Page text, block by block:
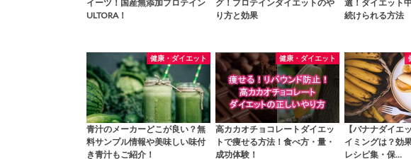
イーツ！国産無添加プロテイン
ULTORA！
グ！プロテインダイエットのや
り方と効果
選！ダイエット
続けられる方法
健康・ダイエット
青汁のメーカーどこが良い？無
料サンプル情報や美味しい味付
き青汁もご紹介！
健康・ダイエット
高カカオチョコレートダイエッ
トで痩せる方法！食べ方・量・
成功体験！
【バナナダイエ
イミングは？効
レシピ集・保…